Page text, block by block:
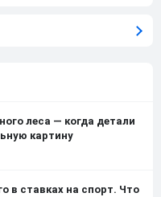
леса — когда детали
картину
в ставках на спорт. Что